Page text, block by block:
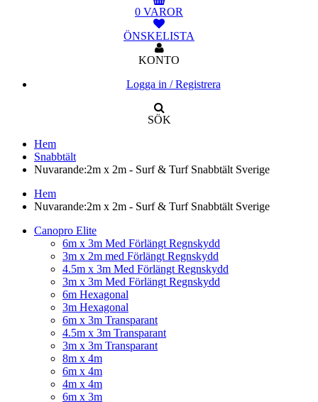
0 VAROR
ÖNSKELISTA
KONTO
Logga in / Registrera
SÖK
Hem
Snabbtält
Nuvarande:2m x 2m - Surf & Turf Snabbtält Sverige
Hem
Nuvarande:2m x 2m - Surf & Turf Snabbtält Sverige
Canopro Elite
6m x 3m Med Förlängt Regnskydd
3m x 2m med Förlängt Regnskydd
4.5m x 3m Med Förlängt Regnskydd
3m x 3m Med Förlängt Regnskydd
6m Hexagonal
3m Hexagonal
6m x 3m Transparant
4.5m x 3m Transparant
3m x 3m Transparant
8m x 4m
6m x 4m
4m x 4m
6m x 3m